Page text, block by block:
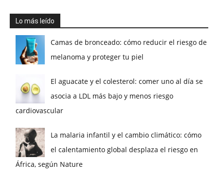
Lo más leído
Camas de bronceado: cómo reducir el riesgo de
melanoma y proteger tu piel
El aguacate y el colesterol: comer uno al día se
asocia a LDL más bajo y menos riesgo
cardiovascular
La malaria infantil y el cambio climático: cómo
el calentamiento global desplaza el riesgo en
África, según Nature